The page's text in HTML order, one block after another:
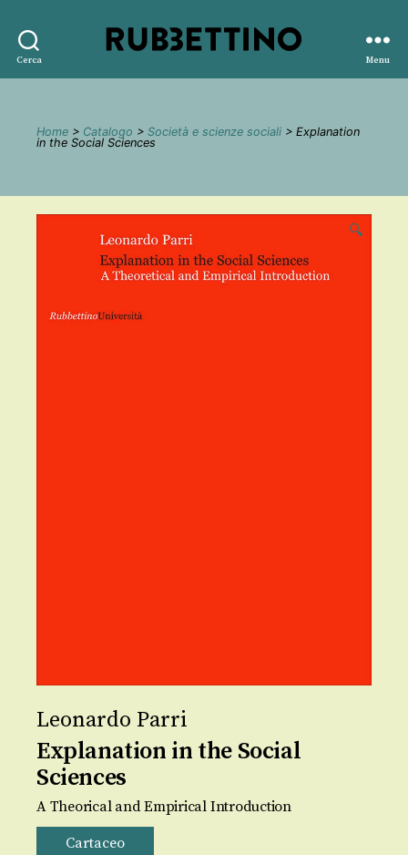
Cerca
editore
Menu
Home > Catalogo > Società e scienze sociali > Explanation
in the Social Sciences
🔍
Leonardo Parri
Explanation in the Social
Sciences
A Theorical and Empirical Introduction
Cartaceo